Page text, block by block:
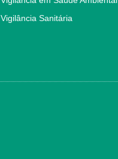
Vigilância Sanitária